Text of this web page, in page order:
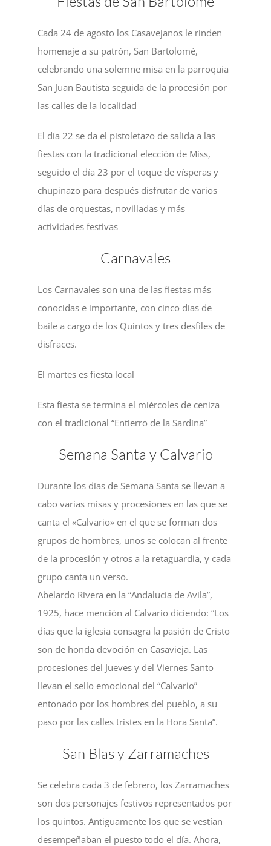
ACTIVIDADES
MULTIMEDIA
CONTACTO
Cada 24 de agosto los Casavejanos le rinden
homenaje a su patrón, San Bartolomé,
celebrando una solemne misa en la parroquia
San Juan Bautista seguida de la procesión por
las calles de la localidad
El día 22 se da el pistoletazo de salida a las
fiestas con la tradicional elección de Miss,
seguido el día 23 por el toque de vísperas y
chupinazo para después disfrutar de varios
días de orquestas, novilladas y más
actividades festivas
Carnavales
Los Carnavales son una de las fiestas más
conocidas e importante, con cinco días de
baile a cargo de los Quintos y tres desfiles de
disfraces.
El martes es fiesta local
Esta fiesta se termina el miércoles de ceniza
con el tradicional “Entierro de la Sardina”
Semana Santa y Calvario
Durante los días de Semana Santa se llevan a
cabo varias misas y procesiones en las que se
canta el «Calvario» en el que se forman dos
grupos de hombres, unos se colocan al frente
de la procesión y otros a la retaguardia, y cada
grupo canta un verso.
Abelardo Rivera en la “Andalucía de Avila”,
1925, hace mención al Calvario diciendo: “Los
días que la iglesia consagra la pasión de Cristo
son de honda devoción en Casavieja. Las
procesiones del Jueves y del Viernes Santo
llevan el sello emocional del “Calvario”
entonado por los hombres del pueblo, a su
paso por las calles tristes en la Hora Santa”.
San Blas y Zarramaches
Se celebra cada 3 de febrero, los Zarramaches
son dos personajes festivos representados por
los quintos. Antiguamente los que se vestían
desempeñaban el puesto todo el día. Ahora,